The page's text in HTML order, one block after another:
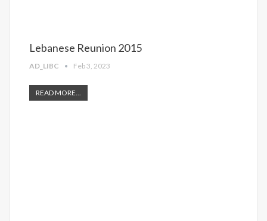
Lebanese Reunion 2015
AD_LIBC Feb 3, 2023
READ MORE...